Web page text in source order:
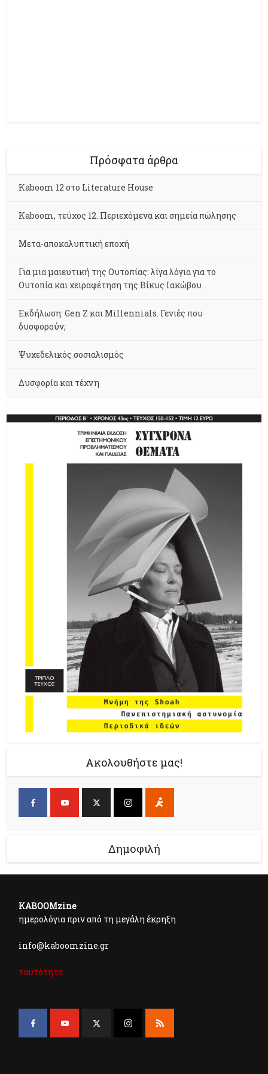
Πρόσφατα άρθρα
Kaboom 12 στο Literature House
Kaboom, τεύχος 12. Περιεχόμενα και σημεία πώλησης
Μετα-αποκαλυπτική εποχή
Για μια μαιευτική της Ουτοπίας: λίγα λόγια για το
Ουτοπία και χειραφέτηση της Βίκυς Ιακώβου
Εκδήλωση: Gen Z και Millennials. Γενιές που
δυσφορούν;
Ψυχεδελικός σοσιαλισμός
Δυσφορία και τέχνη
Ακολουθήστε μας!
Δημοφιλή
KABOOMzine
ημερολόγια πριν από τη μεγάλη έκρηξη
info@kaboomzine.gr
ταυτότητα